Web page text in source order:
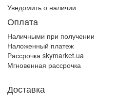
Уведомить о наличии
Оплата
Наличными при получении
Наложенный платеж
Рассрочка skymarket.ua
Мгновенная рассрочка
Доставка